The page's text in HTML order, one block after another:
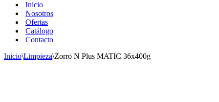
Inicio
Nosotros
Ofertas
Catálogo
Contacto
Inicio\Limpieza\Zorro N Plus MATIC 36x400g